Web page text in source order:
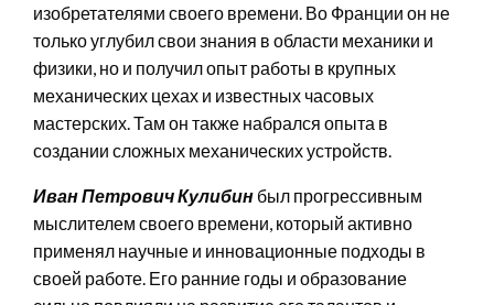
изобретателями своего времени. Во Франции он не
только углубил свои знания в области механики и
физики, но и получил опыт работы в крупных
механических цехах и известных часовых
мастерских. Там он также набрался опыта в
создании сложных механических устройств.
Иван Петрович Кулибин был прогрессивным
мыслителем своего времени, который активно
применял научные и инновационные подходы в
своей работе. Его ранние годы и образование